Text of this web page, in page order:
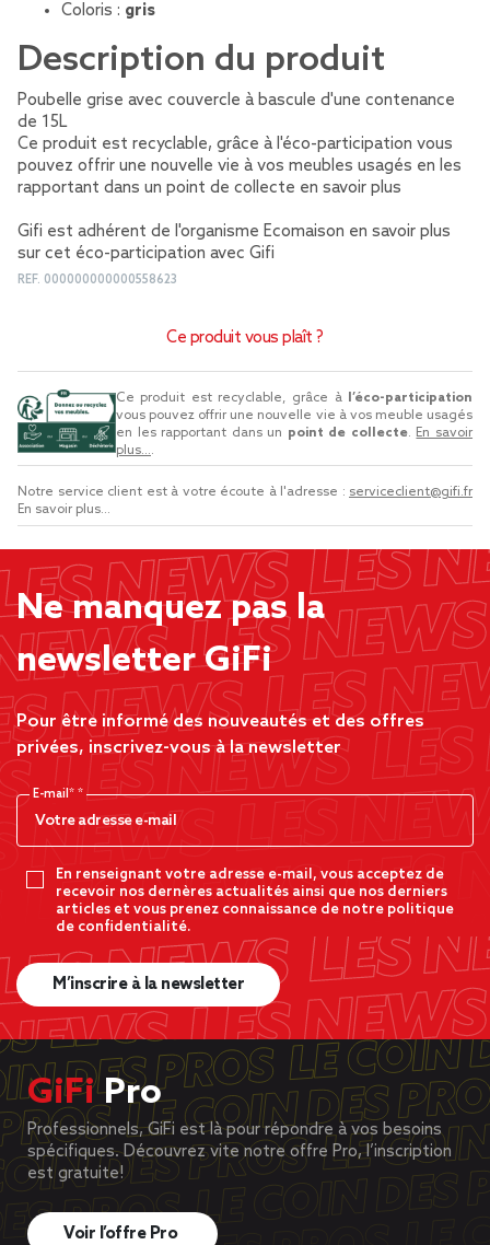
Coloris : gris
Description du produit
Poubelle grise avec couvercle à bascule d'une contenance
de 15L
Ce produit est recyclable, grâce à l'éco-participation vous
pouvez offrir une nouvelle vie à vos meubles usagés en les
rapportant dans un point de collecte en savoir plus
Gifi est adhérent de l'organisme Ecomaison en savoir plus
sur cet éco-participation avec Gifi
REF. 000000000000558623
Ce produit vous plaît ?
Ce produit est recyclable, grâce à
l’éco-participation
vous pouvez offrir une nouvelle vie à vos meuble usagés
en les rapportant dans un point de collecte. En savoir
plus....
Notre service client est à votre écoute à l'adresse : serviceclient@gifi.fr
En savoir plus...
Ne manquez pas la
newsletter GiFi
Pour être informé des nouveautés et des offres
privées, inscrivez-vous à la newsletter
E-mail*
En renseignant votre adresse e-mail, vous acceptez de
recevoir nos dernères actualités ainsi que nos derniers
articles et vous prenez connaissance de notre politique
de confidentialité.
M’inscrire à la newsletter
GiFiPro
Professionnels, GiFi est là pour répondre à vos besoins
spécifiques. Découvrez vite notre offre Pro, l’inscription
est gratuite!
Voir l’offre Pro